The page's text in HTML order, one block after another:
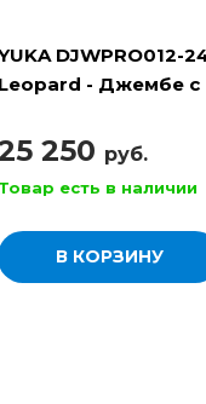
DJWPRO012-
Leopard - Джембе с
250 руб.
Товар есть в наличии
В КОРЗИНУ